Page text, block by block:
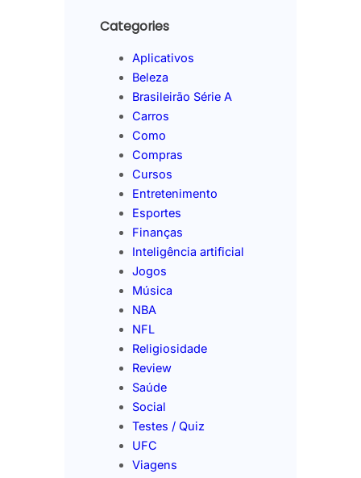
Categories
Aplicativos
Beleza
Brasileirão Série A
Carros
Como
Compras
Cursos
Entretenimento
Esportes
Finanças
Inteligência artificial
Jogos
Música
NBA
NFL
Religiosidade
Review
Saúde
Social
Testes / Quiz
UFC
Viagens